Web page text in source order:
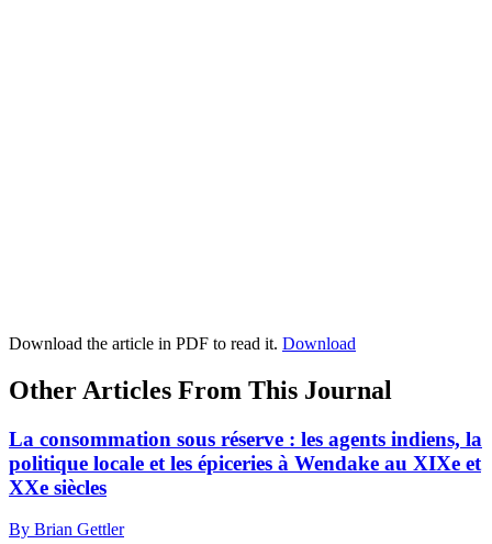
Download the article in PDF to read it. Download
Other Articles From This Journal
La consommation sous réserve : les agents indiens, la
politique locale et les épiceries à Wendake au XIXe et
XXe siècles
By Brian Gettler